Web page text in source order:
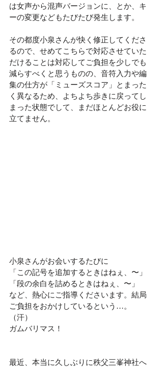
は女声から混声バージョンに、とか、キ
ーの変更などもたびたび発生します。
その都度小泉さんが快く修正してくださ
るので、せめてこちらで対応させていた
だけることは対応してご負担を少しでも
減らすべくと思うものの、音符入力や編
集の仕方が「ミューズスコア」とまった
く異なるため、よちよち歩きに戻ってし
まった状態でして、まだほとんどお役に
立てません。
小泉さんがお会いするたびに
「この記号を追加するときはねぇ、〜」
「段の余白を詰めるときはねぇ、〜」
など、熱心にご指導くださいます。結局
ご負担をおかけしているという…。
（汗）
ガムバリマス！
最近、本当に久しぶりに秩父三峯神社へ